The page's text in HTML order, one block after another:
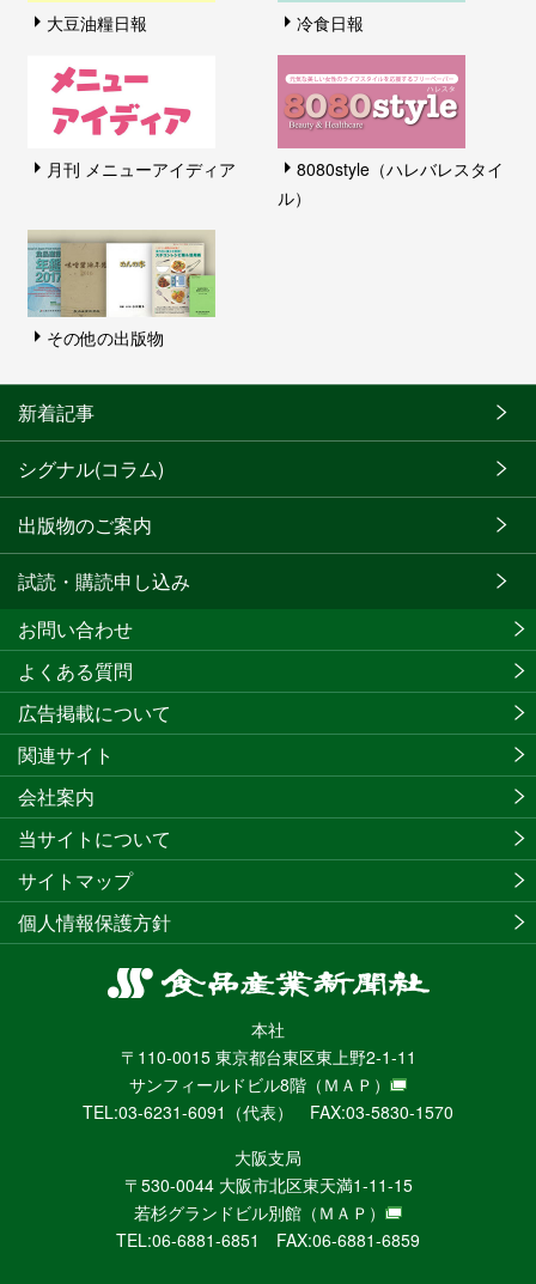
大豆油糧日報 冷食日報
月刊 メニューアイディア
8080style（ハレバレスタイ
ル）
その他の出版物
新着記事
シグナル(コラム)
出版物のご案内
試読・購読申し込み
食
産
業
新
聞
社
ニ
ュ
ー
本社
〒110-0015 東京都台東区東上野2-1-11
サンフィールドビル8階 （ＭＡＰ）
TEL:03-6231-6091（代表） FAX:03-5830-1570
大阪支局
〒530-0044 大阪市北区東天満1-11-15
若杉グランドビル別館 （ＭＡＰ）
TEL:06-6881-6851 FAX:06-6881-6859
お問い合わせ
よくある質問
広告掲載について
関連サイト
会社案内
当サイトについて
サイトマップ
個人情報保護方針